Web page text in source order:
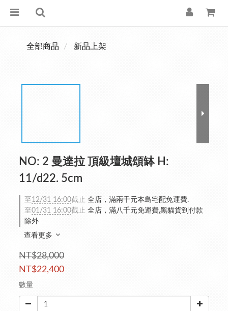
全部商品 新品上架
NO: 2 曼達拉 頂級壇城頌缽 H:
11/d22. 5cm
至 12/31 16:00截止 全店，滿兩千元本島宅配免運費.
至01/31 16:00截止 全店，滿八千元免運費,黑貓貨到付款
除外
查看更多
NT$28,000
NT$22,400
數量